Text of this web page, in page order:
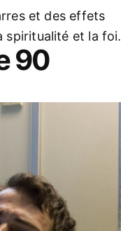
et des effets
spiritualité et la foi.
90